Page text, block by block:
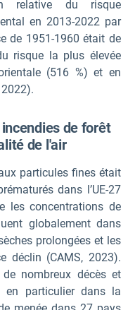
relative du risque
en 2013-2022 par
de 1951-1960 était de
risque la plus élevée
(516 %) et en
de forêt
de l'air
particules fines était
dans l’UE-27
les concentrations de
globalement dans
prolongées et les
déclin (CAMS, 2023).
nombreux décès et
en particulier dans la